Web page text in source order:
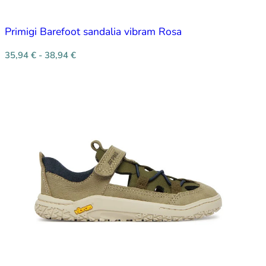
Primigi Barefoot sandalia vibram Rosa
35,94 € - 38,94 €